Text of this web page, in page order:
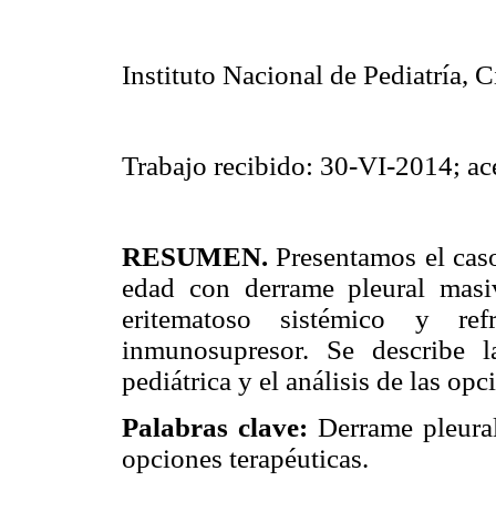
Instituto Nacional de Pediatría,
Trabajo recibido: 30-VI-2014;
RESUMEN.Presentamos el
edad con derrame pleural
eritematoso sistémico y
inmunosupresor. Se
pediátrica y el análisis de las
Palabras clave: Derrame
opciones terapéuticas.